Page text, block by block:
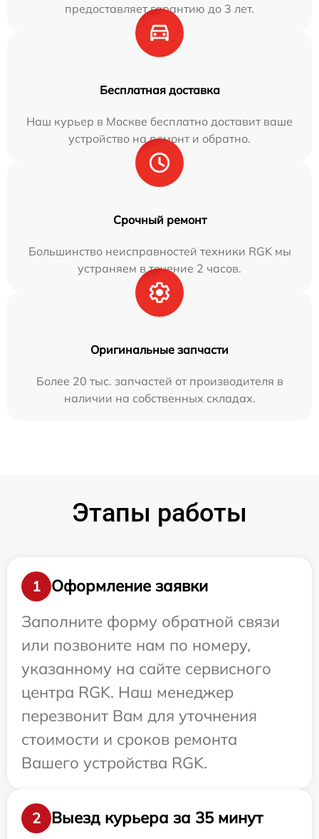
предоставляет гарантию до 3 лет.
Бесплатная доставка
Наш курьер в Москве бесплатно доставит ваше
устройство на ремонт и обратно.
Срочный ремонт
Большинство неисправностей техники RGK мы
устраняем в течение 2 часов.
Оригинальные запчасти
Более 20 тыс. запчастей от производителя в
наличии на собственных складах.
Этапы работы
1
Оформление заявки
Заполните форму обратной связи
или позвоните нам по номеру,
указанному на сайте сервисного
центра RGK. Наш менеджер
перезвонит Вам для уточнения
стоимости и сроков ремонта
Вашего устройства RGK.
2 Выезд курьера за 35 минут